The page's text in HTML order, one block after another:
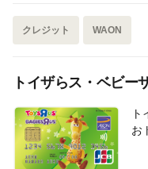
クレジット WAON
トイザらス・ベビー
お